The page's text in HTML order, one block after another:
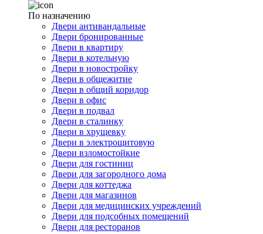
По назначению
Двери антивандальные
Двери бронированные
Двери в квартиру
Двери в котельную
Двери в новостройку
Двери в общежитие
Двери в общий коридор
Двери в офис
Двери в подвал
Двери в сталинку
Двери в хрущевку
Двери в электрощитовую
Двери взломостойкие
Двери для гостиниц
Двери для загородного дома
Двери для коттеджа
Двери для магазинов
Двери для медицинских учреждений
Двери для подсобных помещений
Двери для ресторанов